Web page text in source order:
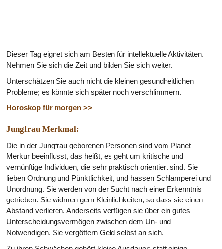
Dieser Tag eignet sich am Besten für intellektuelle Aktivitäten.
Nehmen Sie sich die Zeit und bilden Sie sich weiter.
Unterschätzen Sie auch nicht die kleinen gesundheitlichen
Probleme; es könnte sich später noch verschlimmern.
Horoskop für morgen >>
Jungfrau Merkmal:
Die in der Jungfrau geborenen Personen sind vom Planet
Merkur beeinflusst, das heißt, es geht um kritische und
vernünftige Individuen, die sehr praktisch orientiert sind. Sie
lieben Ordnung und Pünktlichkeit, und hassen Schlamperei und
Unordnung. Sie werden von der Sucht nach einer Erkenntnis
getrieben. Sie widmen gern Kleinlichkeiten, so dass sie einen
Abstand verlieren. Anderseits verfügen sie über ein gutes
Unterscheidungsvermögen zwischen dem Un- und
Notwendigen. Sie vergöttern Geld selbst an sich.